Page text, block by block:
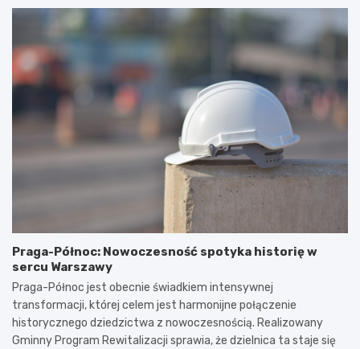
Praga-Północ: Nowoczesność spotyka historię w
sercu Warszawy
Praga-Północ jest obecnie świadkiem intensywnej
transformacji, której celem jest harmonijne połączenie
historycznego dziedzictwa z nowoczesnością. Realizowany
Gminny Program Rewitalizacji sprawia, że dzielnica ta staje się